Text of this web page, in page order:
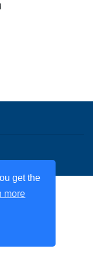
get the
more